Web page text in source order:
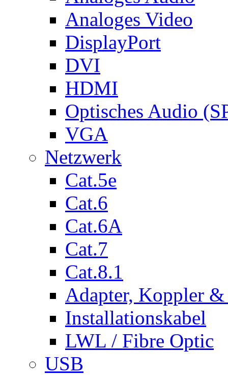
Analoges Video
DisplayPort
DVI
HDMI
Optisches Audio
VGA
Netzwerk
Cat.5e
Cat.6
Cat.6A
Cat.7
Cat.8.1
Adapter, Koppler &
Installationskabel
LWL / Fibre Optic
USB